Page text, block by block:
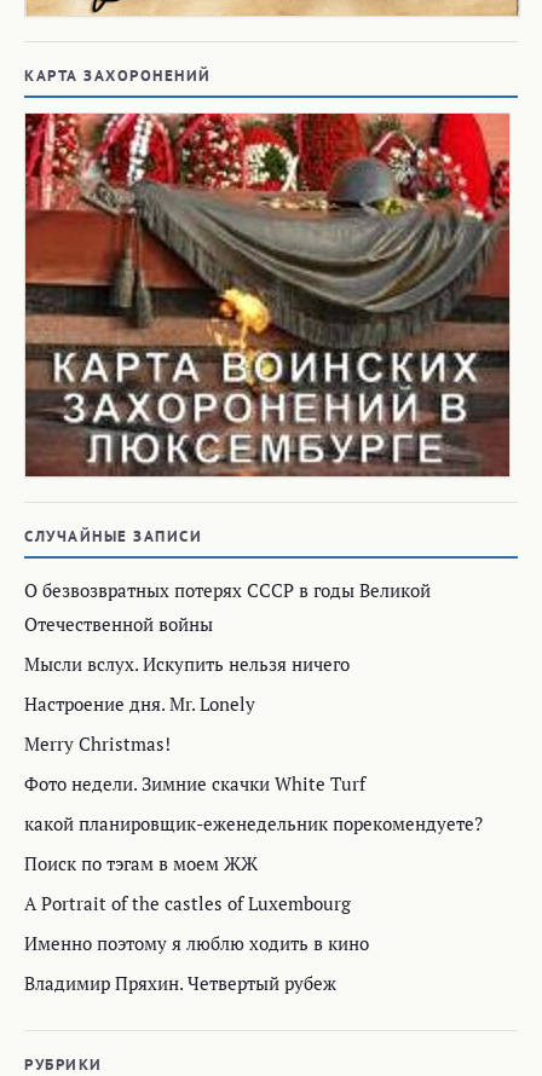
КАРТА ЗАХОРОНЕНИЙ
СЛУЧАЙНЫЕ ЗАПИСИ
О безвозвратных потерях СССР в годы Великой
Отечественной войны
Мысли вслух. Искупить нельзя ничего
Настроение дня. Mr. Lonely
Merry Christmas!
Фото недели. Зимние скачки White Turf
какой планировщик-еженедельник порекомендуете?
Поиск по тэгам в моем ЖЖ
A Portrait of the castles of Luxembourg
Именно поэтому я люблю ходить в кино
Владимир Пряхин. Четвертый рубеж
РУБРИКИ